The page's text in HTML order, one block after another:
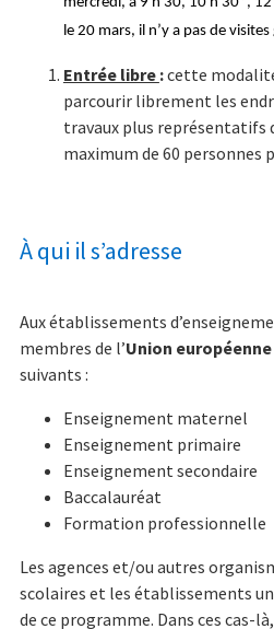
le 20 mars, il n’y a pas de visites
Entrée libre :cette
parcourir librement les
travaux plus représentatifs
maximum de 60 personnes
À qui il s’adresse
Aux établissements
membres de l’Union européenne
suivants :
Enseignement maternel
Enseignement primaire
Enseignement secondaire
Baccalauréat
Formation professionnelle
Les agences et/ou autres
scolaires et les établissements
de ce programme. Dans ces cas-